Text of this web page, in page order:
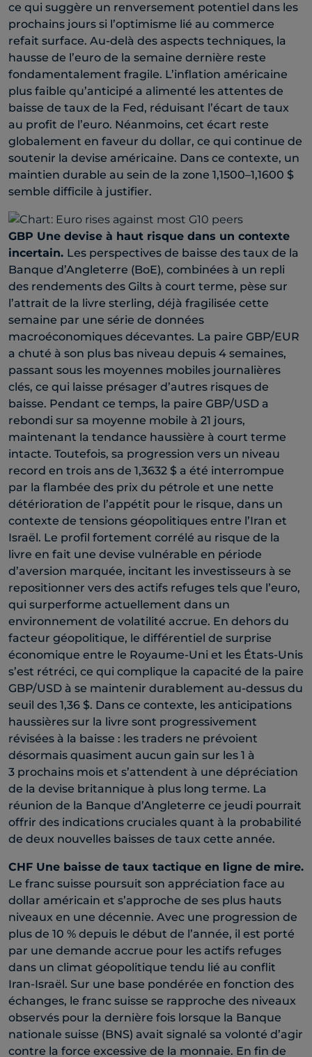
ce qui suggère un renversement potentiel dans les
prochains jours si l’optimisme lié au commerce
refait surface. Au-delà des aspects techniques, la
hausse de l’euro de la semaine dernière reste
fondamentalement fragile. L’inflation américaine
plus faible qu’anticipé a alimenté les attentes de
baisse de taux de la Fed, réduisant l’écart de taux
au profit de l’euro. Néanmoins, cet écart reste
globalement en faveur du dollar, ce qui continue de
soutenir la devise américaine. Dans ce contexte, un
maintien durable au sein de la zone 1,1500–1,1600 $
semble difficile à justifier.
GBP Une devise à haut risque dans un contexte
incertain. Les perspectives de baisse des taux de la
Banque d’Angleterre (BoE), combinées à un repli
des rendements des Gilts à court terme, pèse sur
l’attrait de la livre sterling, déjà fragilisée cette
semaine par une série de données
macroéconomiques décevantes. La paire GBP/EUR
a chuté à son plus bas niveau depuis 4 semaines,
passant sous les moyennes mobiles journalières
clés, ce qui laisse présager d’autres risques de
baisse. Pendant ce temps, la paire GBP/USD a
rebondi sur sa moyenne mobile à 21 jours,
maintenant la tendance haussière à court terme
intacte. Toutefois, sa progression vers un niveau
record en trois ans de 1,3632 $ a été interrompue
par la flambée des prix du pétrole et une nette
détérioration de l’appétit pour le risque, dans un
contexte de tensions géopolitiques entre l’Iran et
Israël. Le profil fortement corrélé au risque de la
livre en fait une devise vulnérable en période
d’aversion marquée, incitant les investisseurs à se
repositionner vers des actifs refuges tels que l’euro,
qui surperforme actuellement dans un
environnement de volatilité accrue. En dehors du
facteur géopolitique, le différentiel de surprise
économique entre le Royaume-Uni et les États-Unis
s’est rétréci, ce qui complique la capacité de la paire
GBP/USD à se maintenir durablement au-dessus du
seuil des 1,36 $. Dans ce contexte, les anticipations
haussières sur la livre sont progressivement
révisées à la baisse : les traders ne prévoient
désormais quasiment aucun gain sur les 1 à
3 prochains mois et s’attendent à une dépréciation
de la devise britannique à plus long terme. La
réunion de la Banque d’Angleterre ce jeudi pourrait
offrir des indications cruciales quant à la probabilité
de deux nouvelles baisses de taux cette année.​
CHF Une baisse de taux tactique en ligne de mire.
Le franc suisse poursuit son appréciation face au
dollar américain et s’approche de ses plus hauts
niveaux en une décennie. Avec une progression de
plus de 10 % depuis le début de l’année, il est porté
par une demande accrue pour les actifs refuges
dans un climat géopolitique tendu lié au conflit
Iran-Israël. Sur une base pondérée en fonction des
échanges, le franc suisse se rapproche des niveaux
observés pour la dernière fois lorsque la Banque
nationale suisse (BNS) avait signalé sa volonté d’agir
contre la force excessive de la monnaie. En fin de